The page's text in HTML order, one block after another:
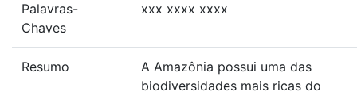
Palavras-
Chaves
xxx xxxx xxxx
Resumo
A Amazônia possui uma das
biodiversidades mais ricas do